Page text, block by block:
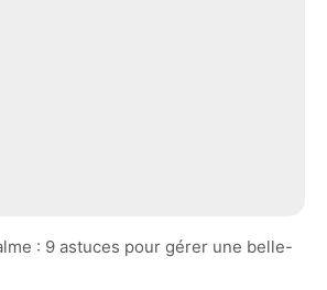
: 9 astuces pour gérer une belle-